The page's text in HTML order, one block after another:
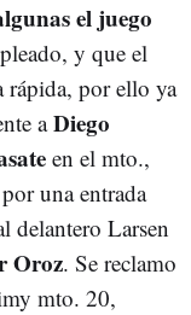
el juego
y que el
rápida, por ello ya
aDiego
en el mto.,
una entrada
delantero Larsen
Oroz. Se reclamo
mto. 20,